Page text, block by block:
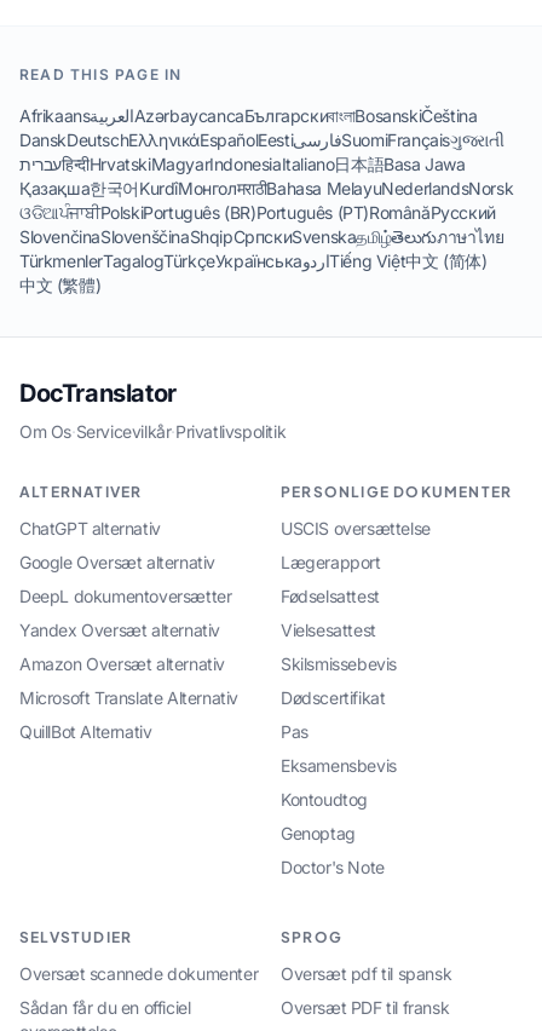
READ THIS PAGE IN
AfrikaansالعربيةAzərbaycancaБългарскиবাংলাBosanskiČeština
DanskDeutschΕλληνικάEspañolEestiفارسیSuomiFrançaisગુજરાતી
עבריתहिन्दीHrvatskiMagyarIndonesiaItaliano日本語Basa Jawa
Қазақша한국어KurdîМонголमराठीBahasa MelayuNederlandsNorsk
ଓଡିଆਪੰਜਾਬੀPolskiPortuguês (BR)Português (PT)RomânăРусский
SlovenčinaSlovenščinaShqipСрпскиSvenskaதமிழ்తెలుగుภาษาไทย
TürkmenlerTagalogTürkçeУкраїнськаاردوTiếng Việt中文 (简体)
中文 (繁體)
DocTranslator
Om Os·Servicevilkår·Privatlivspolitik
ALTERNATIVER
ChatGPT alternativ
Google Oversæt alternativ
DeepL dokumentoversætter
Yandex Oversæt alternativ
Amazon Oversæt alternativ
Microsoft Translate Alternativ
QuillBot Alternativ
PERSONLIGE DOKUMENTER
USCIS oversættelse
Lægerapport
Fødselsattest
Vielsesattest
Skilsmissebevis
Dødscertifikat
Pas
Eksamensbevis
Kontoudtog
Genoptag
Doctor's Note
SELVSTUDIER
Oversæt scannede dokumenter
Sådan får du en officiel
SPROG
Oversæt pdf til spansk
Oversæt PDF til fransk